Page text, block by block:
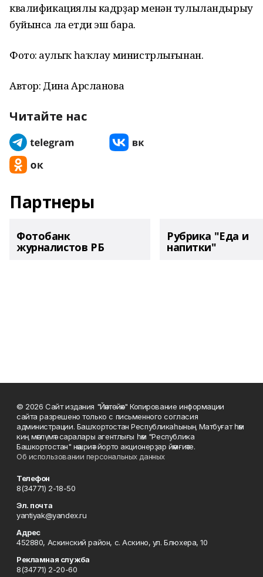
квалификациялы кадрҙар менән тулыландырыу
буйынса ла етди эш бара.
Фото: Һаулыҡ һаҡлау министрлығынан.
Автор: Дина Арсланова
Читайте нас
Партнеры
Фотобанк
журналистов РБ
Рубрика "Еда и
напитки"
© 2026 Сайт издания "Йәнтөйәк" Копирование информации
сайта разрешено только с письменного согласия
администрации. Башҡортостан Республикаһының Матбуғат һәм
киң мәғлүмәт саралары агентлығы һәм "Республика
Башкортостан" нәшриәт йорто акционерҙар йәмғиәте.
Об использовании персональных данных
Телефон
8(34771) 2-18-50
Эл. почта
yantiyak@yandex.ru
Адрес
452880, Аскинский район, с. Аскино, ул. Блюхера, 10
Рекламная служба
8(34771) 2-20-60